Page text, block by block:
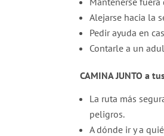
Alejarse hacia la
Pedir ayuda en
Contarle a un
CAMINA JUNTO a
La ruta más
peligros.
A dónde ir y a